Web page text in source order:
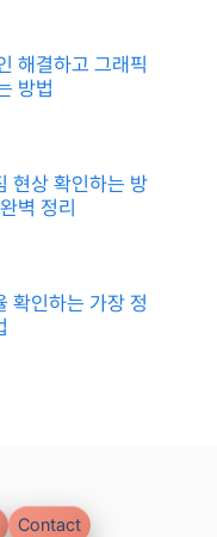
해결하고 그래픽
방법
현상 확인하는 방
벽 정리
확인하는 가장 정
Contact